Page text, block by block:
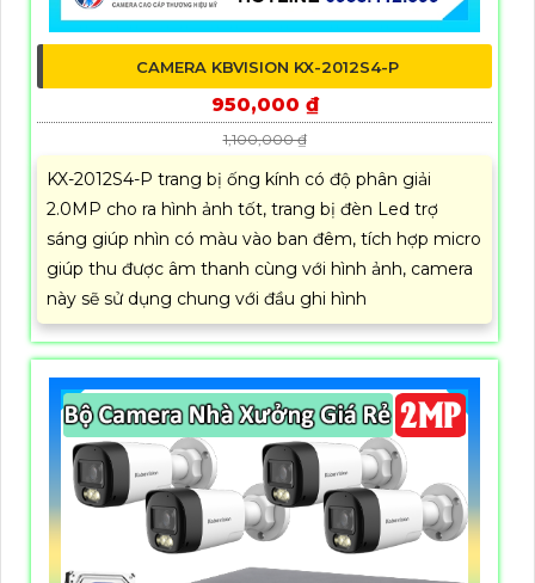
CAMERA KBVISION KX-2012S4-P
950,000 ₫
1,100,000 ₫
KX-2012S4-P trang bị ống kính có độ phân giải
2.0MP cho ra hình ảnh tốt, trang bị đèn Led trợ
sáng giúp nhìn có màu vào ban đêm, tích hợp micro
giúp thu được âm thanh cùng với hình ảnh, camera
này sẽ sử dụng chung với đầu ghi hình